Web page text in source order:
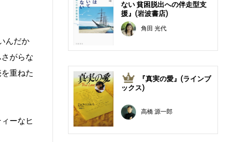
んだか
がらな
重ねた
ーなヒ
ない 貧困脱出への伴走型支
援』(岩波書店)
角田 光代
3
『真実の愛』(ラインブ
ックス)
高橋 源一郎